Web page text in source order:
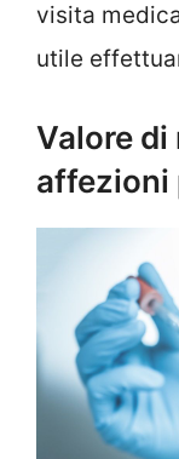
visita
utile
Valore
affezioni